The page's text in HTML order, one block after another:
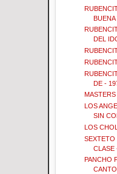
DEL
DE -
LOS
SIN
LOS
SEXTETO
CLASE
PANCHO